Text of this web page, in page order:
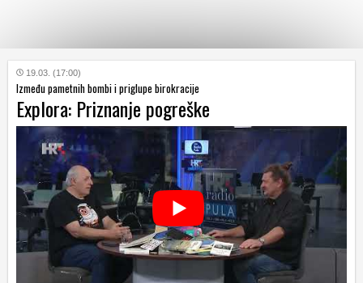
KATEGORIJE
HRVATSKI
WEB
19.03. (17:00)
Između pametnih bombi i priglupe birokracije
Explora: Priznanje pogreške